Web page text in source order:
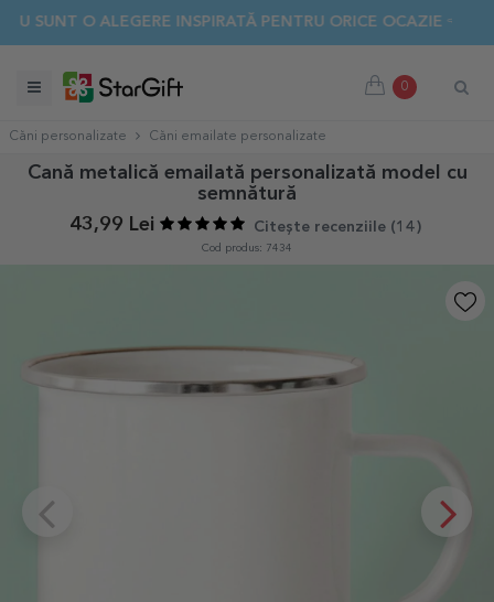
O ALEGERE INSPIRATĂ PENTRU ORICE OCAZIE 👈
0
Căni personalizate Căni emailate personalizate
Cană metalică emailată personalizată model cu
semnătură
43,99 Lei
Citește recenziile (14 )
Cod produs: 7434